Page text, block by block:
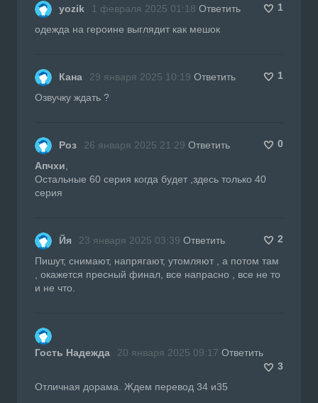
yozik 1 февраля 2025 01:18 Ответить
1
одежда на героине выглядит как мешок
Кана 29 января 2025 10:19 Ответить
1
Озвучку ждать ?
Роз 26 января 2025 21:29 Ответить
0
Апчхи
Остальные 60 серия когда будет ,здесь только 40
серия
Йя 23 января 2025 03:39 Ответить
2
Пишут, снимают, напрягают, утомляют , а потом там
, окажется пресный финал, все напрасно , все не то
и не что.
Гость Надежда 20 января 2025 09:17 Ответить
3
Отличная дорама. Ждем перевод 34 и35